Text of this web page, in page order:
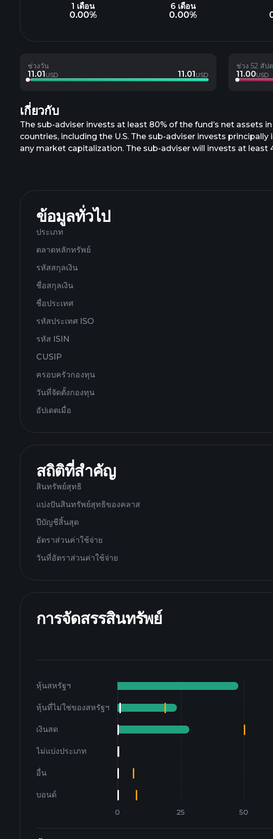
1 เดือน
0.00%
6 เดือน
0.00%
ช่วงวัน
11.01 USD 11.01 USD
ช่วง 52 สัป
11.00USD
เกี่ยวกับ
The sub-adviser invests at least 80% of the fund’s net
countries, including the U.S. The sub-adviser invests
any market capitalization. The sub-adviser will invests at
ข้อมูลทั่วไป
ประเภท
ตลาดหลักทรัพย์
รหัสสกุลเงิน
ชื่อสกุลเงิน
ชื่อประเทศ
รหัสประเทศ ISO
รหัส ISIN
CUSIP
ครอบครัวกองทุน
วันที่จัดตั้งกองทุน
อัปเดตเมื่อ
สถิติที่สำคัญ
สินทรัพย์สุทธิ
แบ่งปันสินทรัพย์สุทธิของคลาส
ปีบัญชีสิ้นสุด
อัตราส่วนค่าใช้จ่าย
วันที่อัตราส่วนค่าใช้จ่าย
การจัดสรรสินทรัพย์
หุ้นสหรัฐฯ
หุ้นที่ไม่ใช่ของสหรัฐฯ
เงินสด
ไม่แบ่งประเภท
อื่น
บอนด์